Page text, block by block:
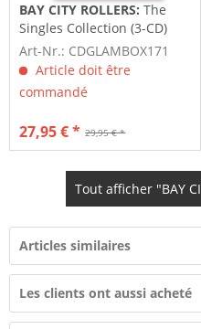
BAY CITY ROLLERS:The
Singles Collection (3-CD)
Art-Nr.: CDGLAMBOX171
Article doit être
commandé
29,95 € *
27,95 € *
Tout afficher "BAY
Articles similaires
Les clients ont aussi acheté